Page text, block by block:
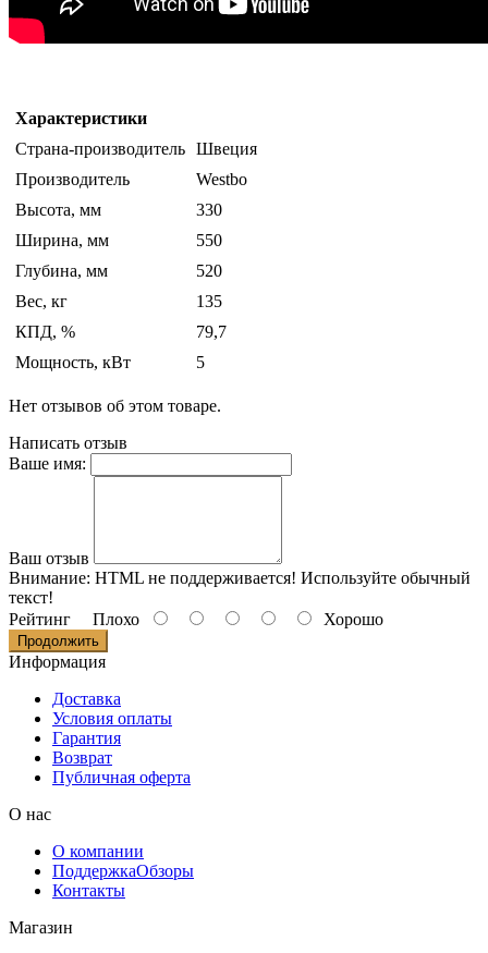
Характеристики
Страна-производитель Швеция
Производитель
Westbo
Высота, мм
330
Ширина, мм
550
Глубина, мм
520
Вес, кг
135
КПД, %
79,7
Мощность, кВт
5
Нет отзывов об этом товаре.
Написать отзыв
Ваше имя:
Ваш отзыв
Внимание: HTML не поддерживается! Используйте обычный
текст!
Рейтинг Плохо Хорошо
Продолжить
Информация
Доставка
Условия оплаты
Гарантия
Возврат
Публичная оферта
О нас
О компании
ПоддержкаОбзоры
Контакты
Магазин